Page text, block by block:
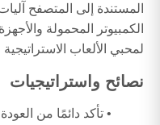
المستندة إلى المتصفح
الكمبيوتر المحمولة
لمحبي الألعاب
نصائح واستراتيجيات
تأكد دائمًا من